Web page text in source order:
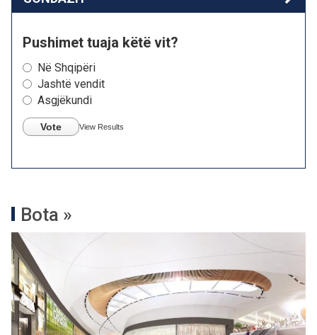
Pushimet tuaja këtë vit?
Në Shqipëri
Jashtë vendit
Asgjëkundi
Vote View Results
Bota »